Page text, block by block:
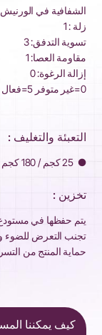
الشفافية في الورنيش:
زلة : 1
تسوية التدفق: 3
مقاومة العصا: 1
إزالة الرغوة: 0
0=غير متوفر 5=فعال جدًا
التعبئة والتغليف :
● 25 كجم / 180 كجم
تخزين :
يتم حفظها في
تجنب التعرض للضوء
حماية المنتج من
كيف يمكننا